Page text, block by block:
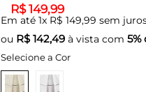
R$ 149,99
Em até 1x R$ 149,99 sem
ou R$ 142,49à vista com 5%
Selecione a Cor